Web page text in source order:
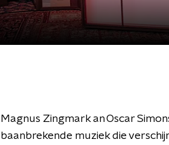
Magnus Zingmark an Oscar
baanbrekende muziek die